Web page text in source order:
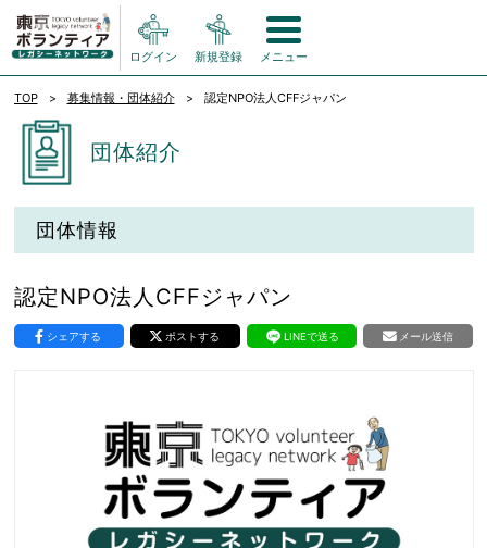
ログイン 新規登録 メニュー
TOP 募集情報・団体紹介 認定NPO法人CFFジャパン
団体紹介
団体情報
認定NPO法人CFFジャパン
シェアする ポストする LINEで送る メール送信